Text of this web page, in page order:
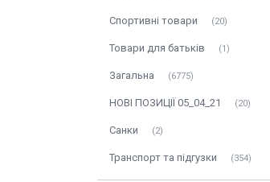
Спортивні товари 20
Товари для батьків 1
Загальна 6775
НОВІ ПОЗИЦІЇ 05_04_21 20
Санки 2
Транспорт та підгузки 354